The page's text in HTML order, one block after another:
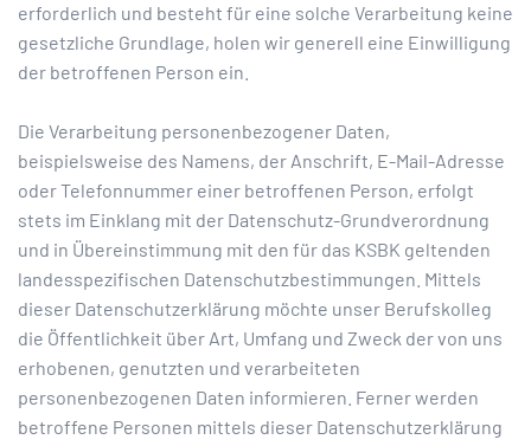
erforderlich und besteht für eine solche Verarbeitung keine
gesetzliche Grundlage, holen wir generell eine Einwilligung
der betroffenen Person ein.
Die Verarbeitung personenbezogener Daten,
beispielsweise des Namens, der Anschrift, E-Mail-Adresse
oder Telefonnummer einer betroffenen Person, erfolgt
stets im Einklang mit der Datenschutz-Grundverordnung
und in Übereinstimmung mit den für das KSBK geltenden
landesspezifischen Datenschutzbestimmungen. Mittels
dieser Datenschutzerklärung möchte unser Berufskolleg
die Öffentlichkeit über Art, Umfang und Zweck der von uns
erhobenen, genutzten und verarbeiteten
personenbezogenen Daten informieren. Ferner werden
betroffene Personen mittels dieser Datenschutzerklärung